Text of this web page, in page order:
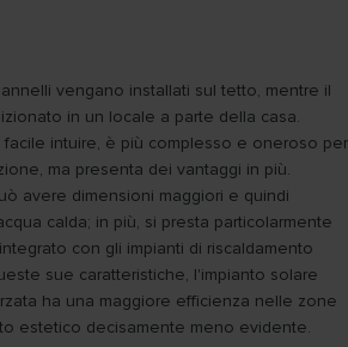
vengano installati sul tetto, mentre il
in un locale a parte della casa.
intuire, è più complesso e oneroso per
ma presenta dei vantaggi in più.
avere dimensioni maggiori e quindi
calda; in più, si presta particolarmente
con gli impianti di riscaldamento
sue caratteristiche, l'impianto solare
ha una maggiore efficienza nelle zone
estetico decisamente meno evidente.